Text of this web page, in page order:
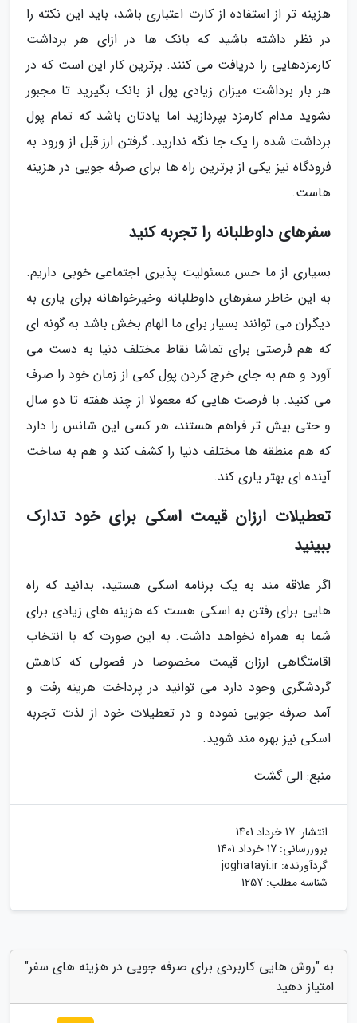
هزینه تر از استفاده از کارت اعتباری باشد، باید این نکته را
در نظر داشته باشید که بانک ها در ازای هر برداشت
کارمزدهایی را دریافت می کنند. برترین کار این است که در
هر بار برداشت میزان زیادی پول از بانک بگیرید تا مجبور
نشوید مدام کارمزد بپردازید اما یادتان باشد که تمام پول
برداشت شده را یک جا نگه ندارید. گرفتن ارز قبل از ورود به
فرودگاه نیز یکی از برترین راه ها برای صرفه جویی در هزینه
هاست.
سفرهای داوطلبانه را تجربه کنید
بسیاری از ما حس مسئولیت پذیری اجتماعی خوبی داریم.
به این خاطر سفرهای داوطلبانه وخیرخواهانه برای یاری به
دیگران می توانند بسیار برای ما الهام بخش باشد به گونه ای
که هم فرصتی برای تماشا نقاط مختلف دنیا به دست می
آورد و هم به جای خرج کردن پول کمی از زمان خود را صرف
می کنید. با فرصت هایی که معمولا از چند هفته تا دو سال
و حتی بیش تر فراهم هستند، هر کسی این شانس را دارد
که هم منطقه ها مختلف دنیا را کشف کند و هم به ساخت
آینده ای بهتر یاری کند.
تعطیلات ارزان قیمت اسکی برای خود تدارک
ببینید
اگر علاقه مند به یک برنامه اسکی هستید، بدانید که راه
هایی برای رفتن به اسکی هست که هزینه های زیادی برای
شما به همراه نخواهد داشت. به این صورت که با انتخاب
اقامتگاهی ارزان قیمت مخصوصا در فصولی که کاهش
گردشگری وجود دارد می توانید در پرداخت هزینه رفت و
آمد صرفه جویی نموده و در تعطیلات خود از لذت تجربه
اسکی نیز بهره مند شوید.
منبع: الی گشت
انتشار: 17 خرداد 1401
بروزرسانی: 17 خرداد 1401
گردآورنده: joghatayi.ir
شناسه مطلب: 1257
به "روش هایی کاربردی برای صرفه جویی در هزینه های سفر"
امتیاز دهید